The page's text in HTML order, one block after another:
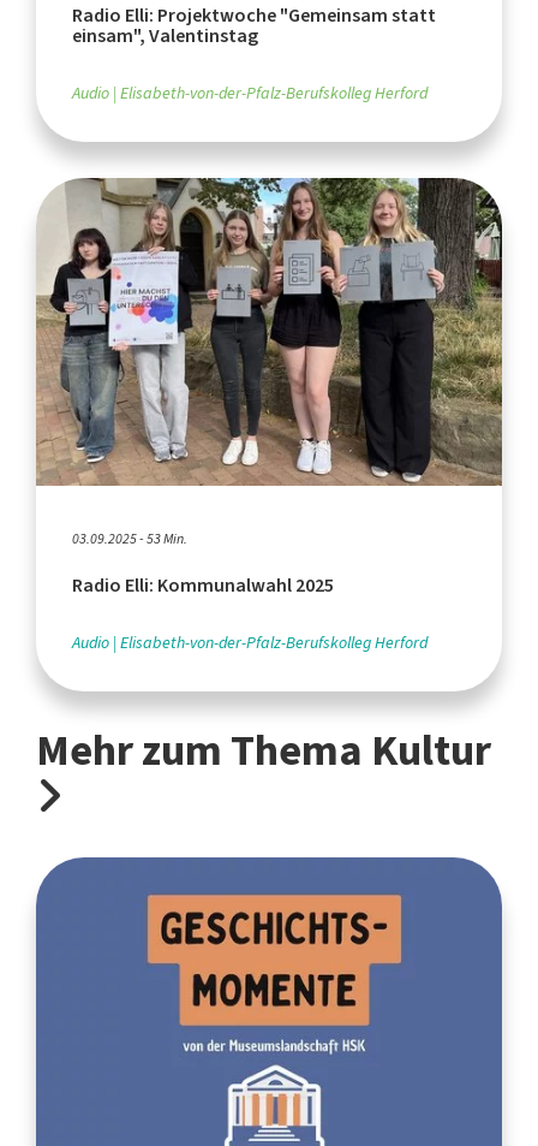
Radio Elli: Projektwoche "Gemeinsam statt
einsam", Valentinstag
Audio Elisabeth-von-der-Pfalz-Berufskolleg Herford
03.09.2025 - 53 Min.
Radio Elli: Kommunalwahl 2025
Audio Elisabeth-von-der-Pfalz-Berufskolleg Herford
Mehr zum Thema Kultur